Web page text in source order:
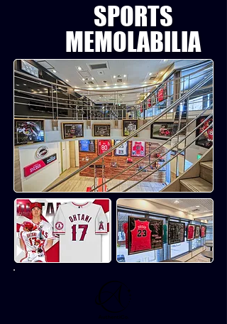
SPORTS
​MEMOLABILIA